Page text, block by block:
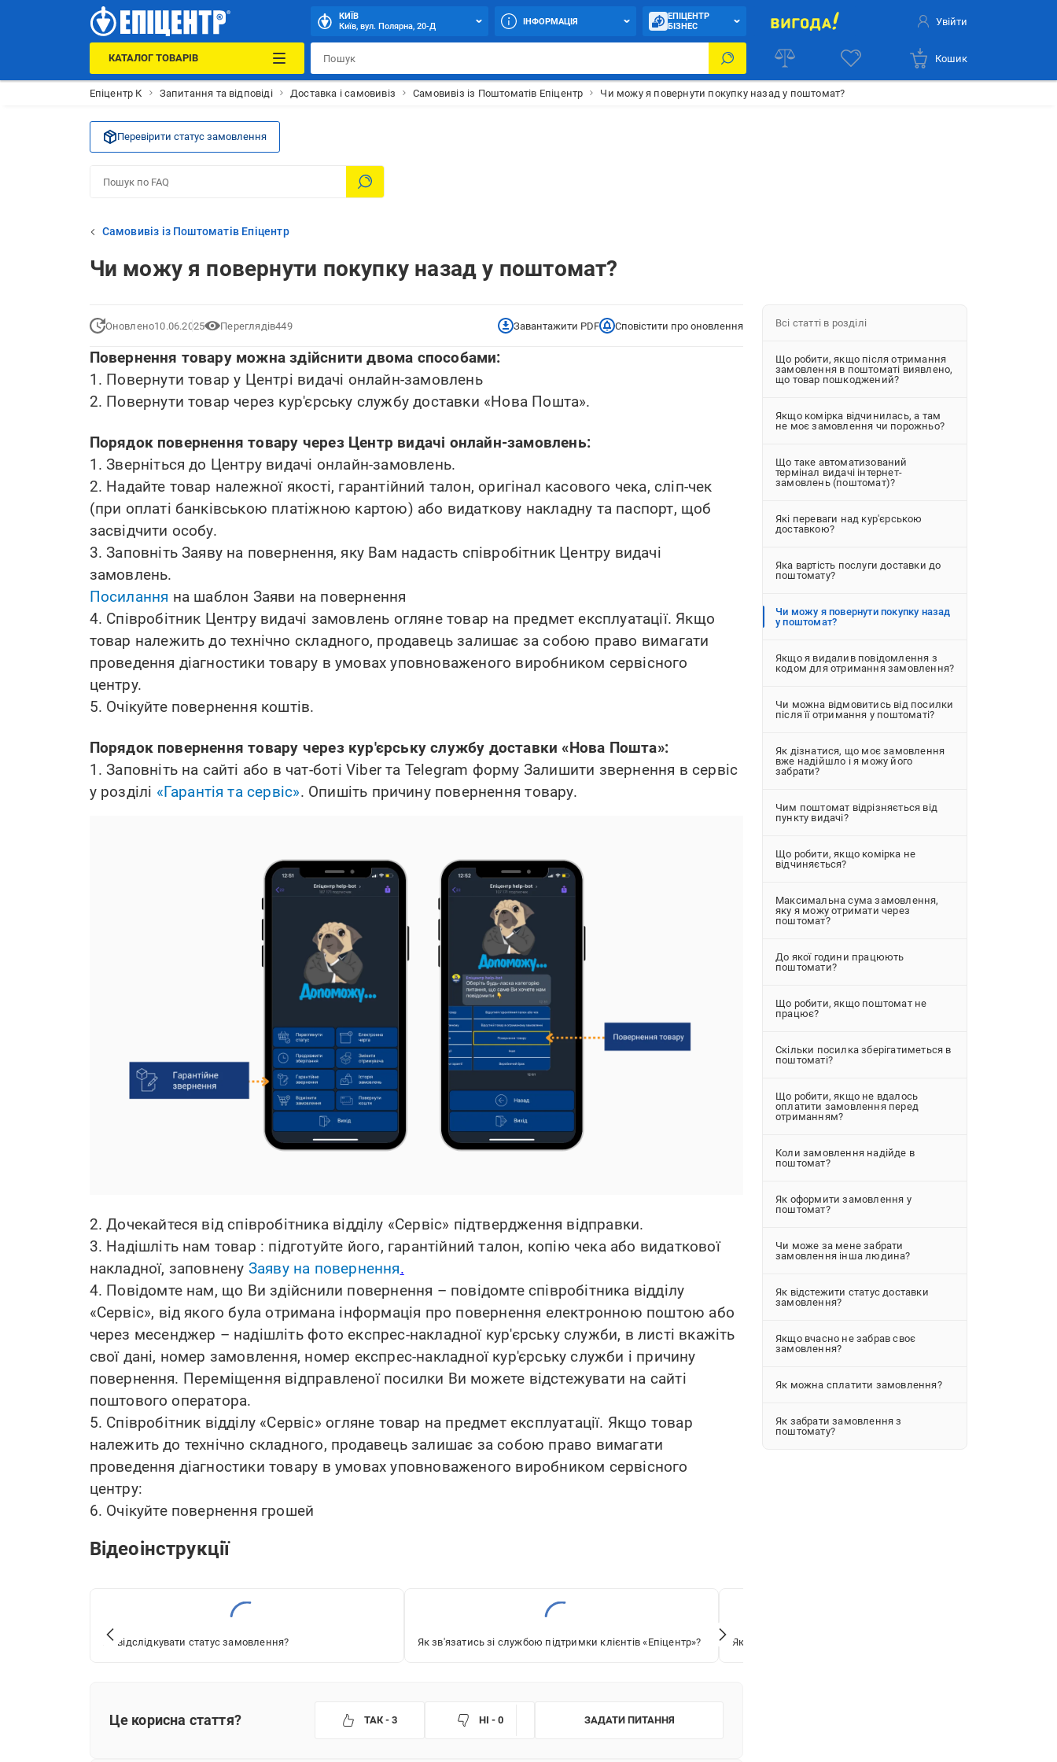
КИЇВ
Київ, вул. Полярна, 20-Д
ІНФОРМАЦІЯ
ЕПІЦЕНТР
БІЗНЕС
Увійти
КАТАЛОГ ТОВАРІВ Кошик
Епіцентр К Запитання та відповіді Доставка і самовивіз Самовивіз із Поштоматів Епіцентр Чи можу я повернути покупку назад у поштомат?
Перевірити статус замовлення
Самовивіз із Поштоматів Епіцентр
Чи можу я повернути покупку назад у поштомат?
Оновлено10.06.2025 Переглядів449 Завантажити PDF Сповістити про оновлення
Повернення товару можна здійснити двома способами:
1. Повернути товар у Центрі видачі онлайн-замовлень
2. Повернути товар через кур'єрську службу доставки «Нова Пошта».
Порядок повернення товару через Центр видачі онлайн-замовлень:
1. Зверніться до Центру видачі онлайн-замовлень.
2. Надайте товар належної якості, гарантійний талон, оригінал касового чека, сліп-чек
(при оплаті банківською платіжною картою) або видаткову накладну та паспорт, щоб
засвідчити особу.
3. Заповніть Заяву на повернення, яку Вам надасть співробітник Центру видачі
замовлень.
Посилання на шаблон Заяви на повернення
4. Співробітник Центру видачі замовлень огляне товар на предмет експлуатації. Якщо
товар належить до технічно складного, продавець залишає за собою право вимагати
проведення діагностики товару в умовах уповноваженого виробником сервісного
центру.
5. Очікуйте повернення коштів.
Порядок повернення товару через кур'єрську службу доставки «Нова Пошта»:
1. Заповніть на сайті або в чат-боті Viber та Telegram форму Залишити звернення в сервіс
у розділі «Гарантія та сервіс». Опишіть причину повернення товару.
2. Дочекайтеся від співробітника відділу «Сервіс» підтвердження відправки.
3. Надішліть нам товар : підготуйте його, гарантійний талон, копію чека або видаткової
накладної, заповнену Заяву на повернення.
4. Повідомте нам, що Ви здійснили повернення – повідомте співробітника відділу
«Сервіс», від якого була отримана інформація про повернення електронною поштою або
через месенджер – надішліть фото експрес-накладної кур'єрську служби, в листі вкажіть
свої дані, номер замовлення, номер експрес-накладної кур'єрську служби і причину
повернення. Переміщення відправленої посилки Ви можете відстежувати на сайті
поштового оператора.
5. Співробітник відділу «Сервіс» огляне товар на предмет експлуатації. Якщо товар
належить до технічно складного, продавець залишає за собою право вимагати
проведення діагностики товару в умовах уповноваженого виробником сервісного
центру:
6. Очікуйте повернення грошей
Відеоінструкції
Як відслідкувати статус замовлення? Як зв'язатись зі службою підтримки клієнтів «‎Епіцентр»? Як здійснити повернення товару?
Це корисна стаття? ТАК - 3 НІ - 0 ЗАДАТИ ПИТАННЯ
Всі статті в розділі
Що робити, якщо після отримання
замовлення в поштоматі виявлено,
що товар пошкоджений?
Якщо комірка відчинилась, а там
не моє замовлення чи порожньо?
Що таке автоматизований
термінал видачі інтернет-
замовлень (поштомат)?
Які переваги над кур'єрською
доставкою?
Яка вартість послуги доставки до
поштомату?
Чи можу я повернути покупку назад
у поштомат?
Якщо я видалив повідомлення з
кодом для отримання замовлення?
Чи можна відмовитись від посилки
після її отримання у поштоматі?
Як дізнатися, що моє замовлення
вже надійшло і я можу його
забрати?
Чим поштомат відрізняється від
пункту видачі?
Що робити, якщо комірка не
відчиняється?
Максимальна сума замовлення,
яку я можу отримати через
поштомат?
До якої години працюють
поштомати?
Що робити, якщо поштомат не
працює?
Скільки посилка зберігатиметься в
поштоматі?
Що робити, якщо не вдалось
оплатити замовлення перед
отриманням?
Коли замовлення надійде в
поштомат?
Як оформити замовлення у
поштомат?
Чи може за мене забрати
замовлення інша людина?
Як відстежити статус доставки
замовлення?
Якщо вчасно не забрав своє
замовлення?
Як можна сплатити замовлення?
Як забрати замовлення з
поштомату?